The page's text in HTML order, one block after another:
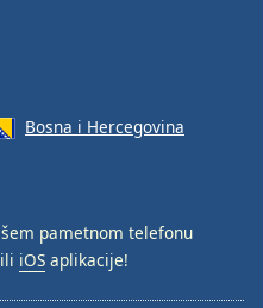
Bosna i Hercegovina
pametnom telefonu
ili iOS aplikacije!